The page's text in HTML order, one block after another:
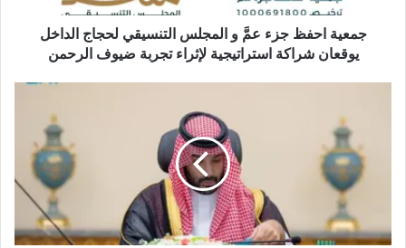
جمعية احفظ جزء عمَّ و المجلس التنسيقي لحجاج الداخل
يوقعان شراكة استراتيجية لإثراء تجربة ضيوف الرحمن